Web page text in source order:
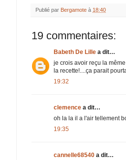
Publié par Bergamote à 18:40
19 commentaires:
Babeth De Lille a dit…
je crois avoir reçu la
la recette!....ça parait
19:32
clemence a dit…
oh la la il a l'air tellement
19:35
cannelle68540 a dit…